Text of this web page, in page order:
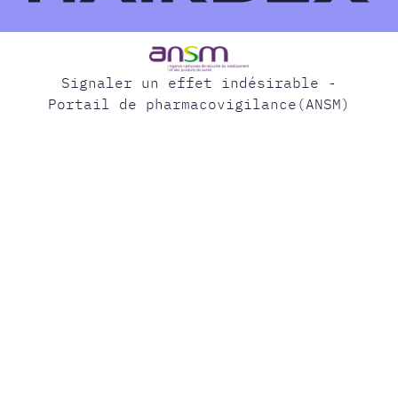
Signaler un effet indésirable -
Portail de pharmacovigilance(ANSM)